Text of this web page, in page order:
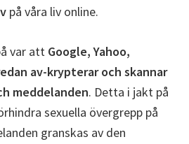
på våra liv online.
var att Google, Yahoo,
av-krypterar och skannar
meddelanden. Detta i jakt på
sexuella övergrepp på
granskas av den